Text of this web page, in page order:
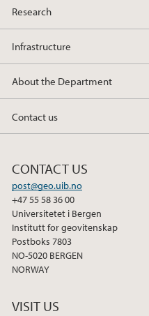
e
o
k
Research
Infrastructure
About the Department
Contact us
CONTACT US
post@geo.uib.no
+47 55 58 36 00
Universitetet i Bergen
Institutt for geovitenskap
Postboks 7803
NO-5020 BERGEN
NORWAY
VISIT US